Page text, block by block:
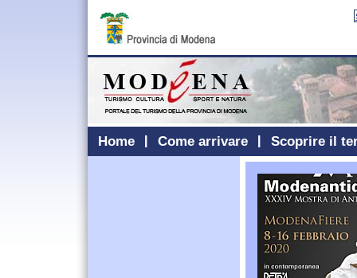
Home Come arrivare Scoprire il